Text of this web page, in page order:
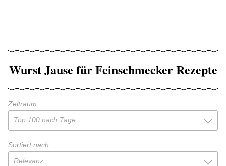
Wurst Jause für Feinschmecker Rezepte
Zeitraum:
Top 100 nach Tage
Sortiert nach:
Relevanz